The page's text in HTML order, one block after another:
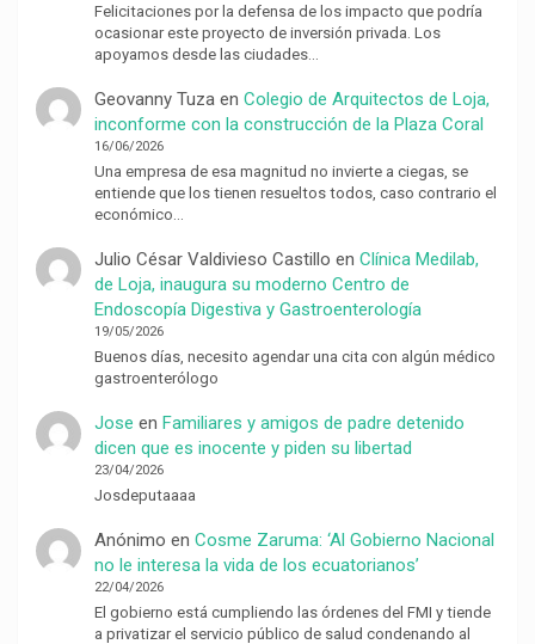
Felicitaciones por la defensa de los impacto que podría
ocasionar este proyecto de inversión privada. Los
apoyamos desde las ciudades…
Geovanny Tuzaen Colegio de Arquitectos de Loja,
inconforme con la construcción de la Plaza Coral
16/06/2026
Una empresa de esa magnitud no invierte a ciegas, se
entiende que los tienen resueltos todos, caso contrario el
económico…
Julio César Valdivieso Castillo en Clínica Medilab,
de Loja, inaugura su moderno Centro de
Endoscopía Digestiva y Gastroenterología
19/05/2026
Buenos días, necesito agendar una cita con algún médico
gastroenterólogo
Jose en Familiares y amigos de padre detenido
dicen que es inocente y piden su libertad
23/04/2026
Josdeputaaaa
Anónimo en Cosme Zaruma: ‘Al Gobierno Nacional
no le interesa la vida de los ecuatorianos’
22/04/2026
El gobierno está cumpliendo las órdenes del FMI y tiende
a privatizar el servicio público de salud condenando al